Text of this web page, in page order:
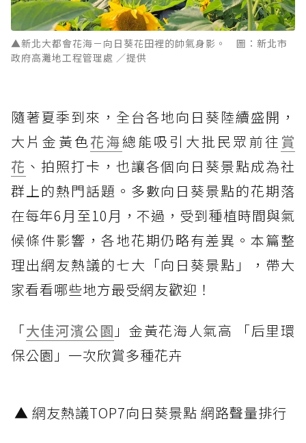
▲新北大都會花海－向日葵花田裡的帥氣身影。 圖：新北市
政府高灘地工程管理處 ／提供
隨著夏季到來，全台各地向日葵陸續盛開，
大片金黃色花海總能吸引大批民眾前往 賞
花 、拍照打卡，也讓各個向日葵景點成為社
群上的熱門話題。多數向日葵景點的花期落
在每年6月至10月，不過，受到種植時間與氣
候條件影響，各地花期仍略有差異。本篇整
理出網友熱議的七大「向日葵景點」，帶大
家看看哪些地方最受網友歡迎！
「大佳河濱公園 」金黃花海人氣高 「后里環
保公園」一次欣賞多種花卉
▲ 網友熱議TOP7向日葵景點 網路聲量排行